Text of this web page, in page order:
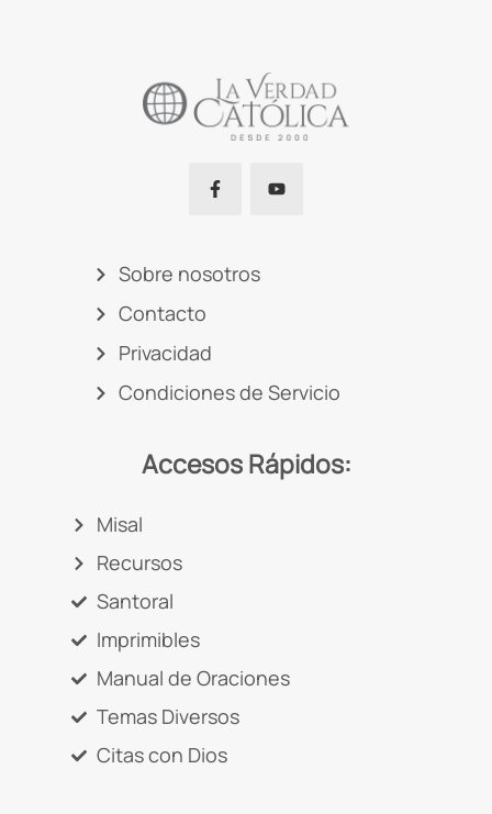
Sobre nosotros
Contacto
Privacidad
Condiciones de Servicio
Accesos Rápidos:
Misal
Recursos
Santoral
Imprimibles
Manual de Oraciones
Temas Diversos
Citas con Dios